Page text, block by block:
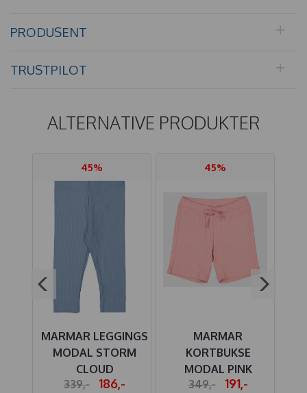
PRODUSENT
TRUSTPILOT
ALTERNATIVE PRODUKTER
45%
MARMAR LEGGINGS
MODAL STORM
CLOUD
339,-
186,-
45%
MARMAR
KORTBUKSE
MODAL PINK
DELIGHT
349,-
191,-